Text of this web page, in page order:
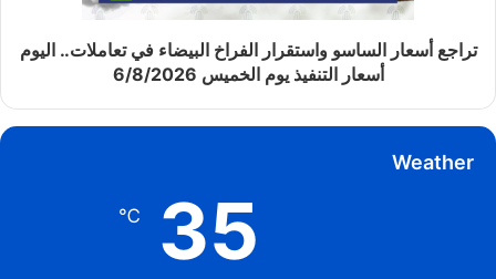
تراجع أسعار الساسو واستقرار الفراخ البيضاء في تعاملات.. اليوم
أسعار التنفيذ يوم الخميس 6/8/2026
Weather
35
℃